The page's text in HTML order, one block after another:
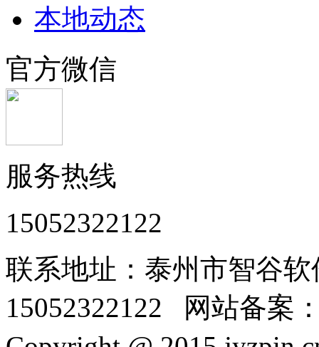
本地动态
官方微信
服务热线
15052322122
联系地址：泰州市智谷
15052322122 网站备案